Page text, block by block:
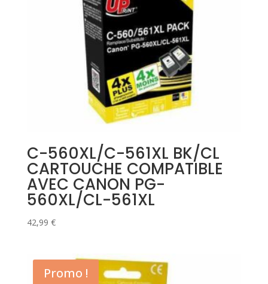
C-560XL/C-561XL BK/CL
CARTOUCHE COMPATIBLE
AVEC CANON PG-
560XL/CL-561XL
42,99 €
Promo !